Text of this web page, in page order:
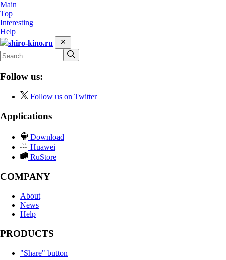
Main
Top
Interesting
Help
shiro-kino.ru
Follow us:
Follow us on Twitter
Applications
Download
Huawei
RuStore
COMPANY
About
News
Help
PRODUCTS
"Share" button